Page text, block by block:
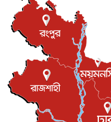
টি-টোয়েন্টি
বস্তিতে কেটেছে
বিনোদন
যুক্তরাজ্যে বসবাসরত
সভা...
ইউকে কমিউনিটি
প্রধানমন্ত্রীকে সৌদি